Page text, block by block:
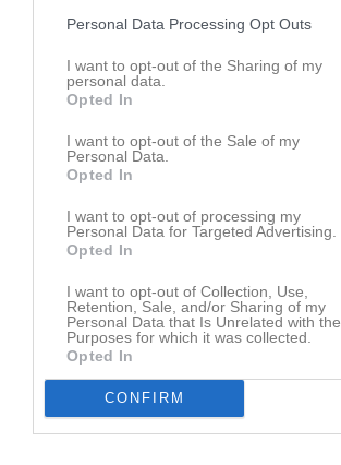
Personal Data Processing Opt Outs
I want to opt-out of the Sharing of my
personal data.
Opted In
I want to opt-out of the Sale of my
Personal Data.
Opted In
I want to opt-out of processing my
Personal Data for Targeted Advertising.
Opted In
I want to opt-out of Collection, Use,
Retention, Sale, and/or Sharing of my
Personal Data that Is Unrelated with the
Purposes for which it was collected.
Opted In
CONFIRM
Logga in som administratör och skapa ert första album
På gång Kalender
Falköpings KIK Röd (borta)
Våmbs IF Grön (hemma)